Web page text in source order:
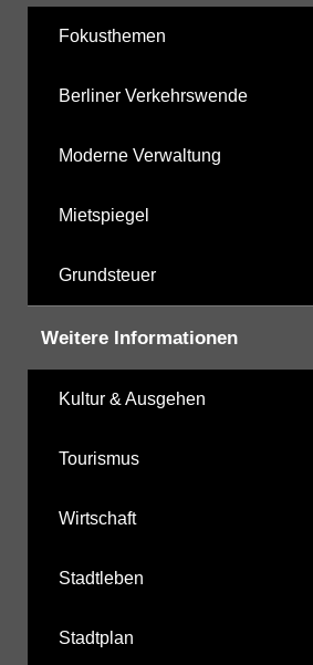
Fokusthemen
Berliner Verkehrswende
Moderne Verwaltung
Mietspiegel
Grundsteuer
Weitere Informationen
Kultur & Ausgehen
Tourismus
Wirtschaft
Stadtleben
Stadtplan